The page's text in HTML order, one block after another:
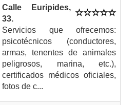
Calle Euripides,
33.
Servicios que ofrecemos:
psicotécnicos (conductores,
armas, tenentes de animales
peligrosos, marina, etc.),
certificados médicos oficiales,
fotos de c...